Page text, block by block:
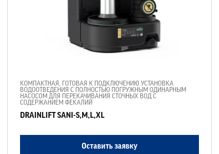
КОМПАКТНАЯ, ГОТОВАЯ К ПОДКЛЮЧЕНИЮ УСТАНОВКА
ВОДООТВЕДЕНИЯ С ПОЛНОСТЬЮ ПОГРУЖНЫМ ОДИНАРНЫМ
НАСОСОМ ДЛЯ ПЕРЕКАЧИВАНИЯ СТОЧНЫХ ВОД С
СОДЕРЖАНИЕМ ФЕКАЛИЙ
DRAINLIFT SANI-S,M,L,XL
Оставить заявку